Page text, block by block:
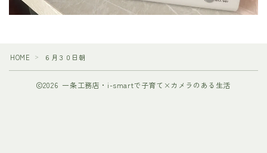
HOME ＞ ６月３０日朝
2026 一条工務店・i-smartで子育て×カメラのある生活